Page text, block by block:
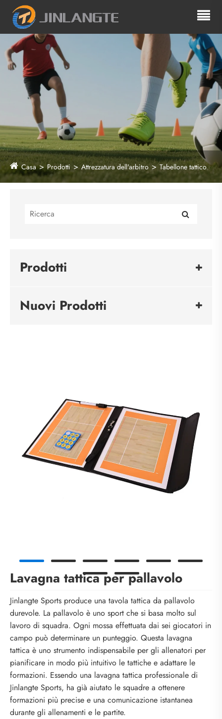
Casa Prodotti Attrezzatura dell'arbitro Tabellone tattico
Prodotti
Nuovi Prodotti
Lavagna tattica per pallavolo
Jinlangte Sports produce una tavola tattica da pallavolo
durevole. La pallavolo è uno sport che si basa molto sul
lavoro di squadra. Ogni mossa effettuata dai sei giocatori in
campo può determinare un punteggio. Questa lavagna
tattica è uno strumento indispensabile per gli allenatori per
pianificare in modo più intuitivo le tattiche e adattare le
formazioni. Essendo una lavagna tattica professionale di
Jinlangte Sports, ha già aiutato le squadre a ottenere
formazioni più precise e una comunicazione istantanea
durante gli allenamenti e le partite.